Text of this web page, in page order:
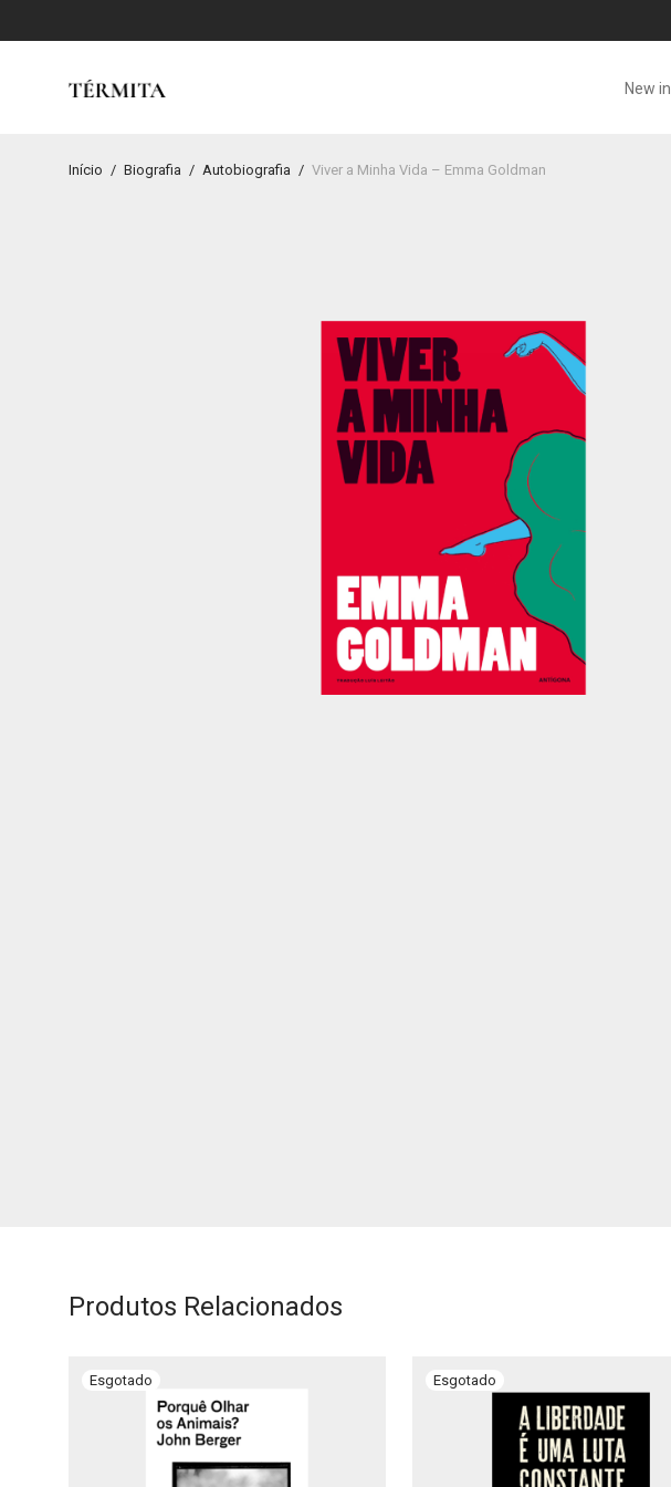
New in
Início / Biografia / Autobiografia / Viver a Minha Vida – Emma Goldman
Produtos Relacionados